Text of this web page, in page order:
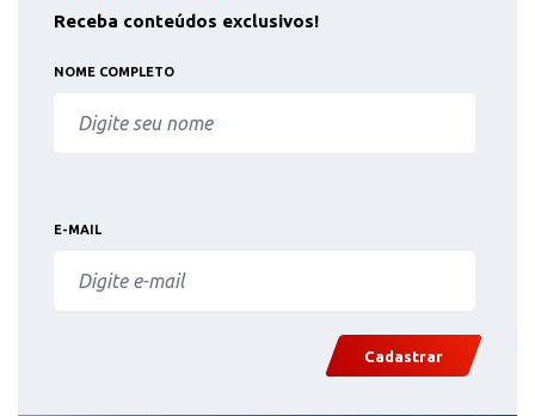
Receba conteúdos exclusivos!
NOME COMPLETO
E-MAIL
Cadastrar